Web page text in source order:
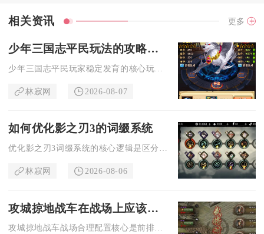
相关资讯 更多
少年三国志平民玩法的攻略分享有哪些
林寂网 2026-08-07
如何优化影之刃3的词缀系统
优化影之刃3词缀系统的核心逻辑是区分词缀乘区收益、严控前后缀...
林寂网 2026-08-06
攻城掠地战车在战场上应该如何合理配置
攻城掠地战车战场合理配置核心是前排防御战车承伤、中排战车破甲...